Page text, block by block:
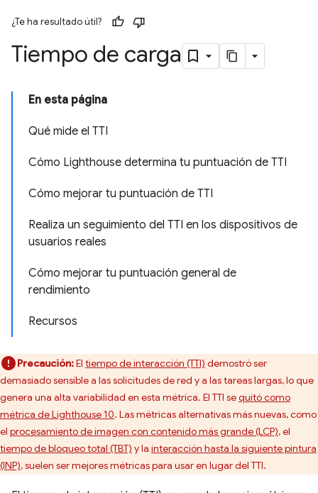
¿Te ha resultado útil?
Tiempo de carga
En esta página
Qué mide el TTI
Cómo Lighthouse determina tu puntuación de TTI
Cómo mejorar tu puntuación de TTI
Realiza un seguimiento del TTI en los dispositivos de
usuarios reales
Cómo mejorar tu puntuación general de
rendimiento
Recursos
Precaución:El tiempo de interacción (TTI) demostró ser
demasiado sensible a las solicitudes de red y a las tareas largas, lo que
genera una alta variabilidad en esta métrica. El TTI sequitó como
métrica de Lighthouse 10. Las métricas alternativas más nuevas, como
el procesamiento de imagen con contenido más grande (LCP), el
tiempo de bloqueo total (TBT) y la interacción hasta la siguiente pintura
(INP), suelen ser mejores métricas para usar en lugar del TTI.